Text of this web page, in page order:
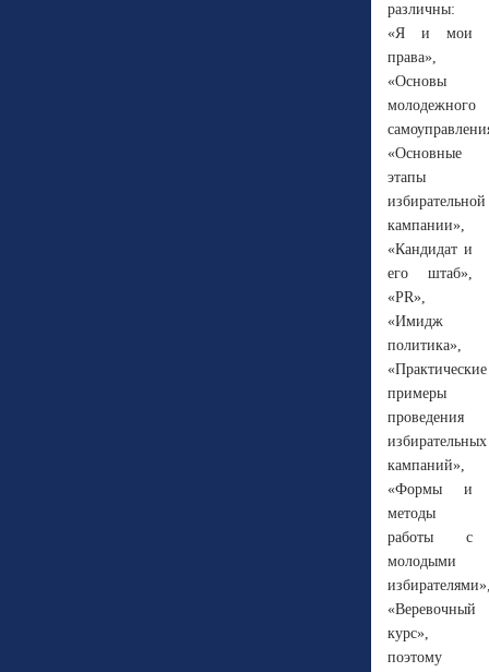
различны:
«Я и мои
права»,
«Основы
молодежного
«Основные
этапы
избирательной
кампании»,
«Кандидат и
его штаб»,
«PR»,
«Имидж
политика»,
«Практические
примеры
проведения
избирательных
кампаний»,
«Формы и
методы
работы с
молодыми
«Веревочный
курс»,
поэтому